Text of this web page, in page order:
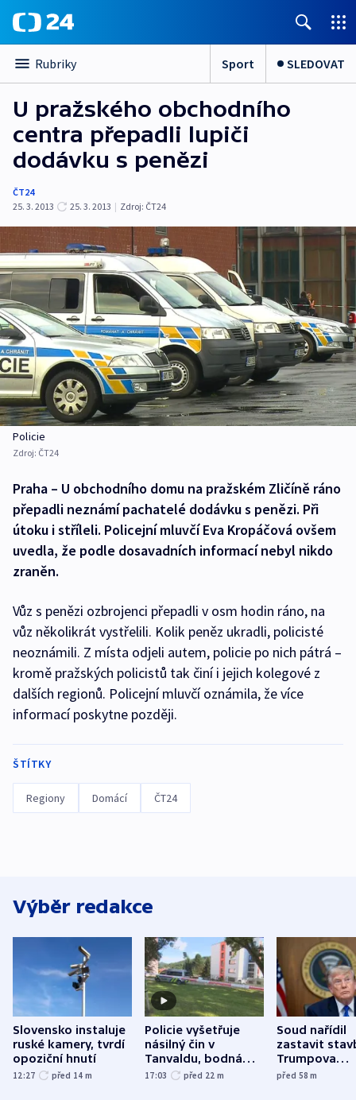
Rubriky Sport SLEDOVAT
U pražského obchodního
centra přepadli lupiči
dodávku s penězi
ČT24
25. 3. 2013
25. 3. 2013 | Zdroj: ČT24
Policie
Zdroj: ČT24
Praha – U obchodního domu na pražském Zličíně ráno
přepadli neznámí pachatelé dodávku s penězi. Při
útoku i stříleli. Policejní mluvčí Eva Kropáčová ovšem
uvedla, že podle dosavadních informací nebyl nikdo
zraněn.
Vůz s penězi ozbrojenci přepadli v osm hodin ráno, na
vůz několikrát vystřelili. Kolik peněz ukradli, policisté
neoznámili. Z místa odjeli autem, policie po nich pátrá –
kromě pražských policistů tak činí i jejich kolegové z
dalších regionů. Policejní mluvčí oznámila, že více
informací poskytne později.
ŠTÍTKY
Regiony Domácí ČT24
Výběr redakce
Slovensko instaluje
ruské kamery, tvrdí
opoziční hnutí
12:27 před 14 m
Policie vyšetřuje
násilný čin v
Tanvaldu, bodná
zranění při něm
17:03 před 22 m
Soud nařídil
zastavit
Trumpova
tanečního
před 58m